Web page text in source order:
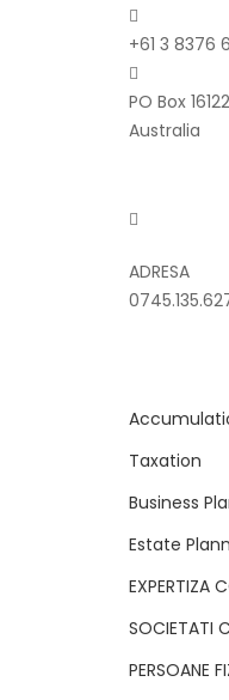
+61 3 8376
PO Box
Australia
ADRESA
Taxation
Business
Estate
EXPERTIZA
SOCIETATI
PERSOANE